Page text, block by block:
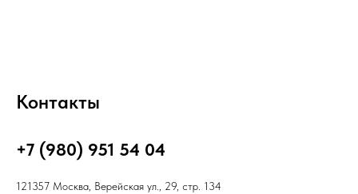
Контакты
+7 (980) 951 54 04
121357 Москва, Верейская ул., 29, стр. 134